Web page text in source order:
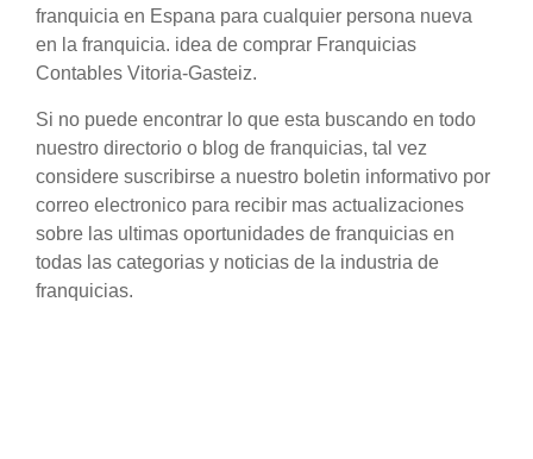
franquicia en Espana para cualquier persona nueva
en la franquicia. idea de comprar Franquicias
Contables Vitoria-Gasteiz.
Si no puede encontrar lo que esta buscando en todo
nuestro directorio o blog de franquicias, tal vez
considere suscribirse a nuestro boletin informativo por
correo electronico para recibir mas actualizaciones
sobre las ultimas oportunidades de franquicias en
todas las categorias y noticias de la industria de
franquicias.